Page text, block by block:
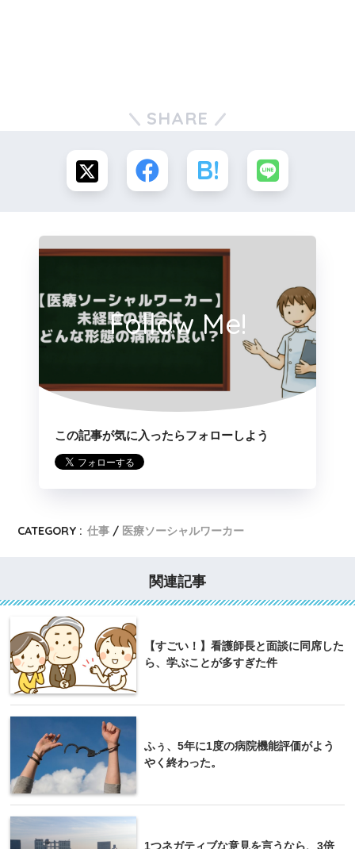
SHARE
Follow Me!
この記事が気に入ったらフォローしよう
CATEGORY : 仕事 医療ソーシャルワーカー
関連記事
【すごい！】看護師長と面談に同席した
ら、学ぶことが多すぎた件
ふぅ、5年に1度の病院機能評価がよう
やく終わった。
1つネガティブな意見を言うなら、3倍